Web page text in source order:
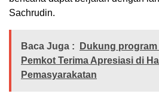
Sachrudin.
Baca Juga :
Dukung
Pemkot Terima Apresiasi di
Pemasyarakatan